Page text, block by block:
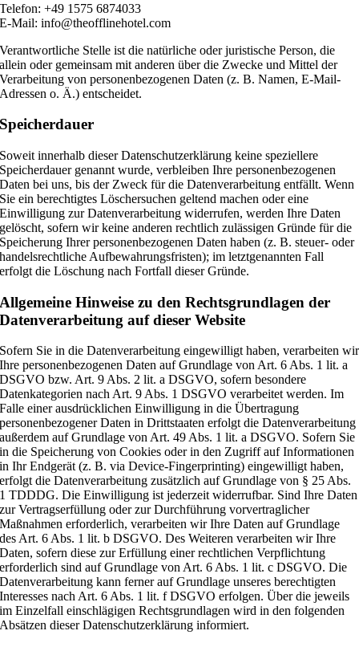
Telefon: +49 1575 6874033
E-Mail: info@theofflinehotel.com
Verantwortliche Stelle ist die natürliche oder juristische Person, die
allein oder gemeinsam mit anderen über die Zwecke und Mittel der
Verarbeitung von personenbezogenen Daten (z. B. Namen, E-Mail-
Adressen o. Ä.) entscheidet.
Speicherdauer
Soweit innerhalb dieser Datenschutzerklärung keine speziellere
Speicherdauer genannt wurde, verbleiben Ihre personenbezogenen
Daten bei uns, bis der Zweck für die Datenverarbeitung entfällt. Wenn
Sie ein berechtigtes Löschersuchen geltend machen oder eine
Einwilligung zur Datenverarbeitung widerrufen, werden Ihre Daten
gelöscht, sofern wir keine anderen rechtlich zulässigen Gründe für die
Speicherung Ihrer personenbezogenen Daten haben (z. B. steuer- oder
handelsrechtliche Aufbewahrungsfristen); im letztgenannten Fall
erfolgt die Löschung nach Fortfall dieser Gründe.
Allgemeine Hinweise zu den Rechtsgrundlagen der
Datenverarbeitung auf dieser Website
Sofern Sie in die Datenverarbeitung eingewilligt haben, verarbeiten wir
Ihre personenbezogenen Daten auf Grundlage von Art. 6 Abs. 1 lit. a
DSGVO bzw. Art. 9 Abs. 2 lit. a DSGVO, sofern besondere
Datenkategorien nach Art. 9 Abs. 1 DSGVO verarbeitet werden. Im
Falle einer ausdrücklichen Einwilligung in die Übertragung
personenbezogener Daten in Drittstaaten erfolgt die Datenverarbeitung
außerdem auf Grundlage von Art. 49 Abs. 1 lit. a DSGVO. Sofern Sie
in die Speicherung von Cookies oder in den Zugriff auf Informationen
in Ihr Endgerät (z. B. via Device-Fingerprinting) eingewilligt haben,
erfolgt die Datenverarbeitung zusätzlich auf Grundlage von § 25 Abs.
1 TDDDG. Die Einwilligung ist jederzeit widerrufbar. Sind Ihre Daten
zur Vertragserfüllung oder zur Durchführung vorvertraglicher
Maßnahmen erforderlich, verarbeiten wir Ihre Daten auf Grundlage
des Art. 6 Abs. 1 lit. b DSGVO. Des Weiteren verarbeiten wir Ihre
Daten, sofern diese zur Erfüllung einer rechtlichen Verpflichtung
erforderlich sind auf Grundlage von Art. 6 Abs. 1 lit. c DSGVO. Die
Datenverarbeitung kann ferner auf Grundlage unseres berechtigten
Interesses nach Art. 6 Abs. 1 lit. f DSGVO erfolgen. Über die jeweils
im Einzelfall einschlägigen Rechtsgrundlagen wird in den folgenden
Absätzen dieser Datenschutzerklärung informiert.